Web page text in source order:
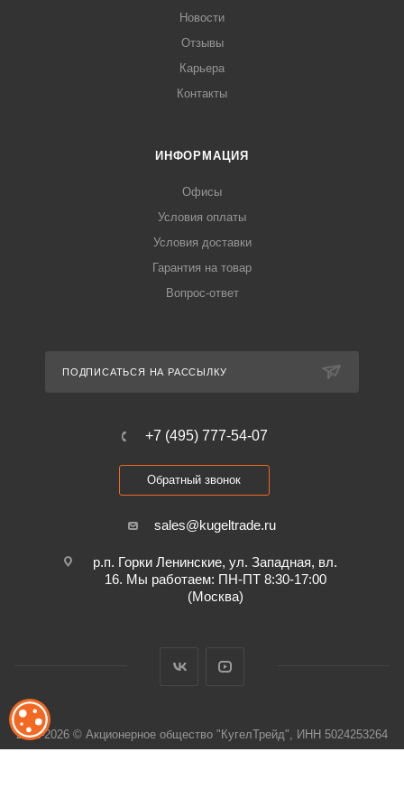
Новости
Отзывы
Карьера
Контакты
ИНФОРМАЦИЯ
Офисы
Условия оплаты
Условия доставки
Гарантия на товар
Вопрос-ответ
ПОДПИСАТЬСЯ НА РАССЫЛКУ
+7 (495) 777-54-07
Обратный звонок
sales@kugeltrade.ru
р.п. Горки Ленинские, ул. Западная, вл.
16. Мы работаем: ПН-ПТ 8:30-17:00
(Москва)
2011-2026 © Акционерное общество "КугелТрейд", ИНН 5024253264
ОБРАБОТКА ФАЙЛОВ COOKIE